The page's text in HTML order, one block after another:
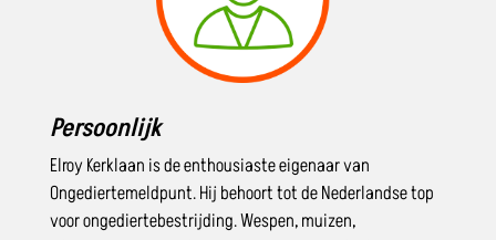
Persoonlijk
Elroy Kerklaan is de enthousiaste eigenaar van
Ongediertemeldpunt. Hij behoort tot de Nederlandse top
voor ongediertebestrijding. Wespen, muizen,